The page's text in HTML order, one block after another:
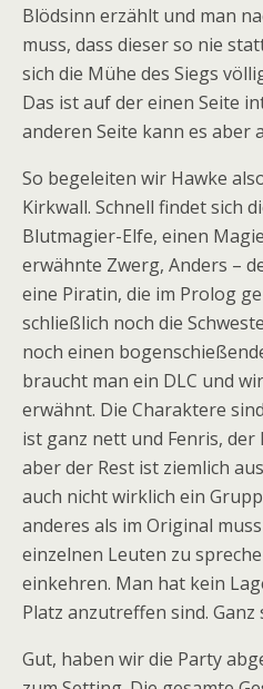
Blödsinn erzählt und man
muss, dass dieser so nie
sich die Mühe des Siegs
Das ist auf der einen Seite
anderen Seite kann es aber
So begeleiten wir Hawke
Kirkwall. Schnell findet sich
Blutmagier-Elfe, einen
erwähnte Zwerg, Anders –
eine Piratin, die im Prolog
schließlich noch die
noch einen
braucht man ein DLC und
erwähnt. Die Charaktere
ist ganz nett und Fenris,
aber der Rest ist ziemlich
auch nicht wirklich ein
anderes als im Original
einzelnen Leuten zu
einkehren. Man hat kein
Platz anzutreffen sind. Ganz
Gut, haben wir die Party